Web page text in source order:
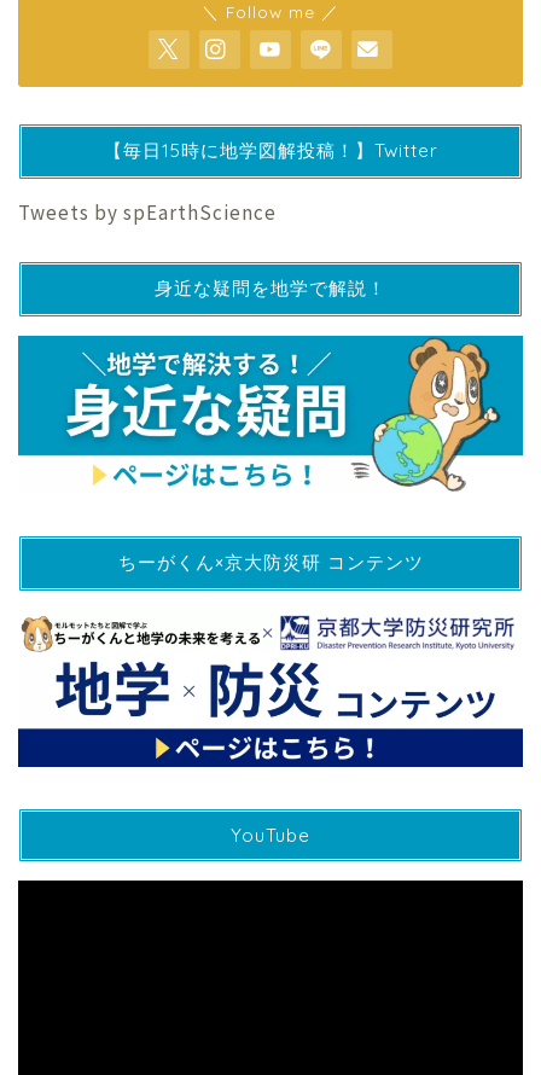
＼ Follow me ／
【毎日15時に地学図解投稿！】Twitter
Tweets by spEarthScience
身近な疑問を地学で解説！
ちーがくん×京大防災研 コンテンツ
YouTube